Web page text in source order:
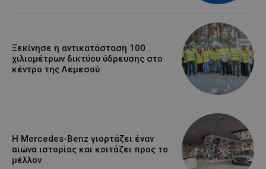
Ξεκίνησε η αντικατάσταση 100
χιλιομέτρων δικτύου ύδρευσης στο
κέντρο της Λεμεσού
Η Mercedes-Benz γιορτάζει έναν
αιώνα ιστορίας και κοιτάζει προς το
μέλλον